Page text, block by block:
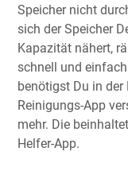
Speicher nicht
sich der Speicher
Kapazität nähert,
schnell und
benötigst Du in der
Reinigungs-App
mehr. Die
Helfer-App.